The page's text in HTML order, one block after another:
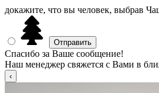
докажите, что вы человек, выбрав
Спасибо за Ваше сообщение!
Наш менеджер свяжется с Вами в